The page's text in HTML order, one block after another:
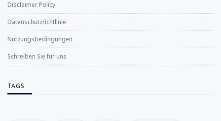
Disclaimer Policy
Datenschutzrichtlinie
Nutzungsbedingungen
Schreiben Sie für uns
TAGS